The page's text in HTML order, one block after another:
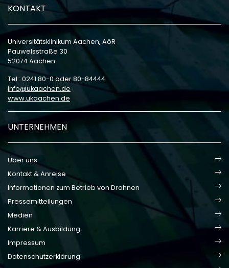
KONTAKT
Universitätsklinikum Aachen, AöR
Pauwelsstraße 30
52074 Aachen
Tel.: 0241 80-0 oder 80-84444
info
ukaachen de
www.ukaachen.de
UNTERNEHMEN
Über uns
Kontakt & Anreise
Informationen zum Betrieb von Drohnen
Pressemitteilungen
Medien
Karriere & Ausbildung
Impressum
Datenschutzerklärung